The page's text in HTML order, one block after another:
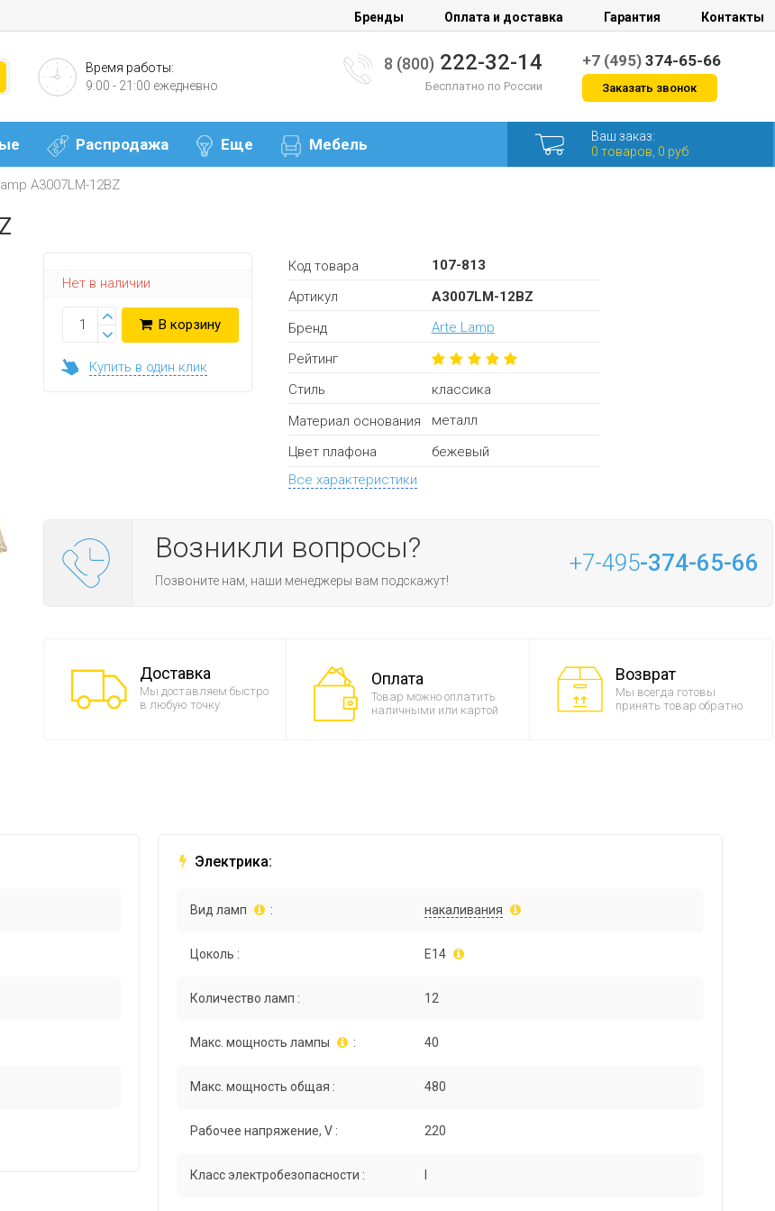
Бренды Оплата и доставка Гарантия Контакты
Время работы:
9:00 - 21:00 ежедневно
8 (800) 222-32-14
Бесплатно по России
+7 (495)374-65-66
Заказать звонок
Распродажа Еще Мебель
Ваш заказ:
0 товаров, 0 руб
A3007LM-12BZ
Нет в наличии
В корзину
Купить в один клик
Код товара
107-813
Артикул
A3007LM-12BZ
Бренд
Arte Lamp
Рейтинг
Стиль
классика
Материал основания
металл
Цвет плафона
бежевый
Все характеристики
Возникли вопросы?
Позвоните нам, наши менеджеры вам подскажут!
+7-495-374-65-66
Доставка
Мы доставляем быстро
в любую точку
Оплата
Товар можно оплатить
наличными или картой
Возврат
Мы всегда готовы
принять товар обратно
Электрика:
Вид ламп : накаливания
Цоколь : E14
Количество ламп : 12
Макс. мощность лампы : 40
Макс. мощность общая : 480
Рабочее напряжение, V : 220
Класс электробезопасности :